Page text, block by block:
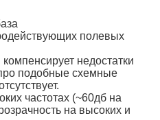
полевых
недостатки
подобные схемные
частотах (~60дб на
на высоких и